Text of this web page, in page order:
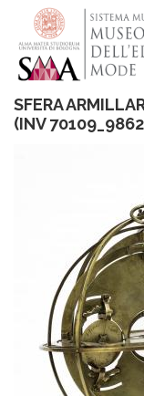
contenuto
principale
SFERA
(INV